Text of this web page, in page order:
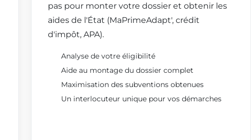
pas pour monter votre dossier et obtenir les
aides de l'État (MaPrimeAdapt', crédit
d'impôt, APA).
Analyse de votre éligibilité
Aide au montage du dossier complet
Maximisation des subventions obtenues
Un interlocuteur unique pour vos démarches